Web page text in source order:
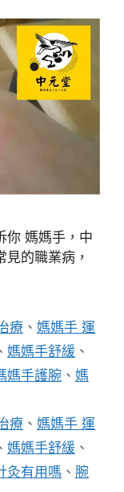
你 媽媽手，中
的職業病，
療 、媽媽手 運
媽媽手舒緩 、
媽手護腕 、 媽
療 、媽媽手 運
媽媽手舒緩 、
灸有用嗎 、 腕